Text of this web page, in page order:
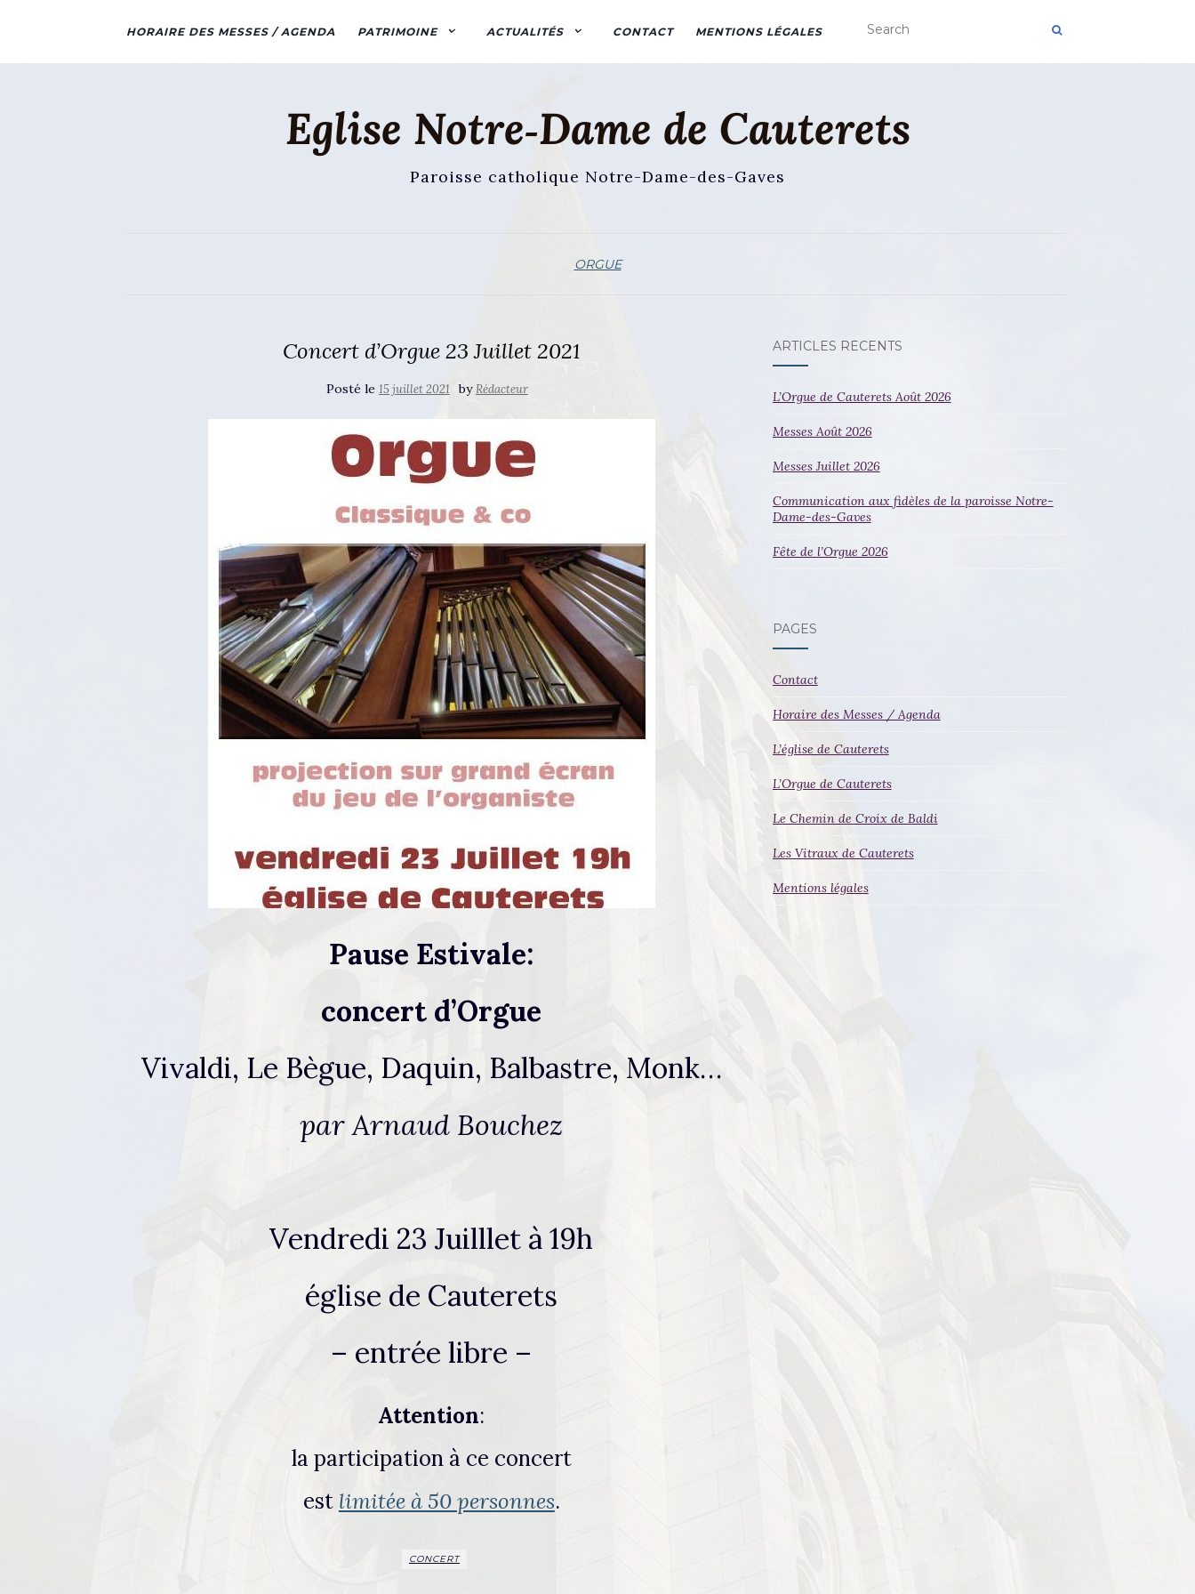
HORAIRE DES MESSES / AGENDA PATRIMOINE ACTUALITÉS CONTACT MENTIONS LÉGALES
Eglise Notre‑Dame de Cauterets
Paroisse catholique Notre-Dame-des-Gaves
ORGUE
Concert d’Orgue 23 Juillet 2021
Posté le 15 juillet 2021 byRédacteur
Pause Estivale:
concert d’Orgue
Vivaldi, Le Bègue, Daquin, Balbastre, Monk…
par Arnaud Bouchez
Vendredi 23 Juilllet à 19h
église de Cauterets
– entrée libre –
Attention:
la participation à ce concert
est limitée à 50 personnes.
CONCERT
ARTICLES RÉCENTS
L’Orgue de Cauterets Août 2026
Messes Août 2026
Messes Juillet 2026
Communication aux fidèles de la paroisse Notre-
Dame-des-Gaves
Fête de l’Orgue 2026
PAGES
Contact
Horaire des Messes / Agenda
L’église de Cauterets
L’Orgue de Cauterets
Le Chemin de Croix de Baldi
Les Vitraux de Cauterets
Mentions légales